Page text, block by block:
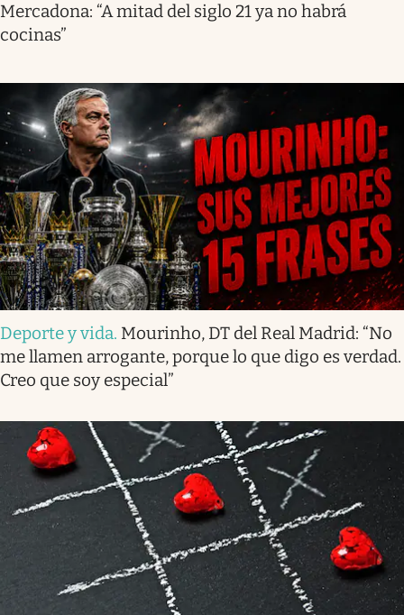
Mercadona: “A mitad del siglo 21 ya no habrá
cocinas”
Deporte y vida. Mourinho, DT del Real Madrid: “No
me llamen arrogante, porque lo que digo es verdad.
Creo que soy especial”